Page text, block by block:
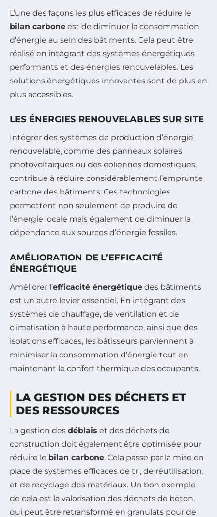
L’une des façons les plus efficaces de réduire le
bilan carbone est de diminuer la consommation
d’énergie au sein des bâtiments. Cela peut être
réalisé en intégrant des systèmes énergétiques
performants et des énergies renouvelables. Les
solutions énergétiques innovantes sont de plus en
plus accessibles.
LES ÉNERGIES RENOUVELABLES SUR SITE
Intégrer des systèmes de production d’énergie
renouvelable, comme des panneaux solaires
photovoltaïques ou des éoliennes domestiques,
contribue à réduire considérablement l’emprunte
carbone des bâtiments. Ces technologies
permettent non seulement de produire de
l’énergie locale mais également de diminuer la
dépendance aux sources d’énergie fossiles.
AMÉLIORATION DE L’EFFICACITÉ
ÉNERGÉTIQUE
Améliorer l’efficacité énergétique des bâtiments
est un autre levier essentiel. En intégrant des
systèmes de chauffage, de ventilation et de
climatisation à haute performance, ainsi que des
isolations efficaces, les bâtisseurs parviennent à
minimiser la consommation d’énergie tout en
maintenant le confort thermique des occupants.
LA GESTION DES DÉCHETS ET
DES RESSOURCES
La gestion des déblais et des déchets de
construction doit également être optimisée pour
réduire le bilan carbone. Cela passe par la mise en
place de systèmes efficaces de tri, de réutilisation,
et de recyclage des matériaux. Un bon exemple
de cela est la valorisation des déchets de béton,
qui peut être retransformé en granulats pour de